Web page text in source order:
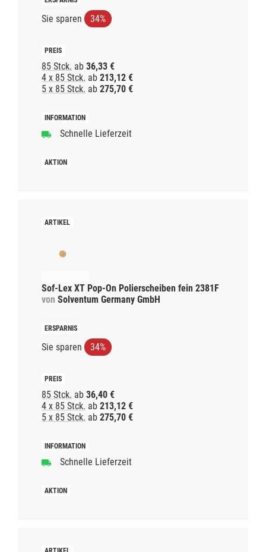
Sie sparen 34%
85 Stck. ab 36,33 €
4 x 85 Stck. ab 213,12 €
5 x 85 Stck. ab 275,70 €
Schnelle Lieferzeit
Sof-Lex XT Pop-On Polierscheiben fein 2381F
von Solventum Germany GmbH
Sie sparen 34%
85 Stck. ab 36,40 €
4 x 85 Stck. ab 213,12 €
5 x 85 Stck. ab 275,70 €
Schnelle Lieferzeit